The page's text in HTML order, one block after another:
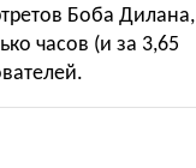
Боба Дилана,
часов (и за 3,65